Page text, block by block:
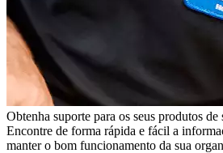
Obtenha suporte para os seus produtos de
Encontre de forma rápida e fácil a
manter o bom funcionamento da sua